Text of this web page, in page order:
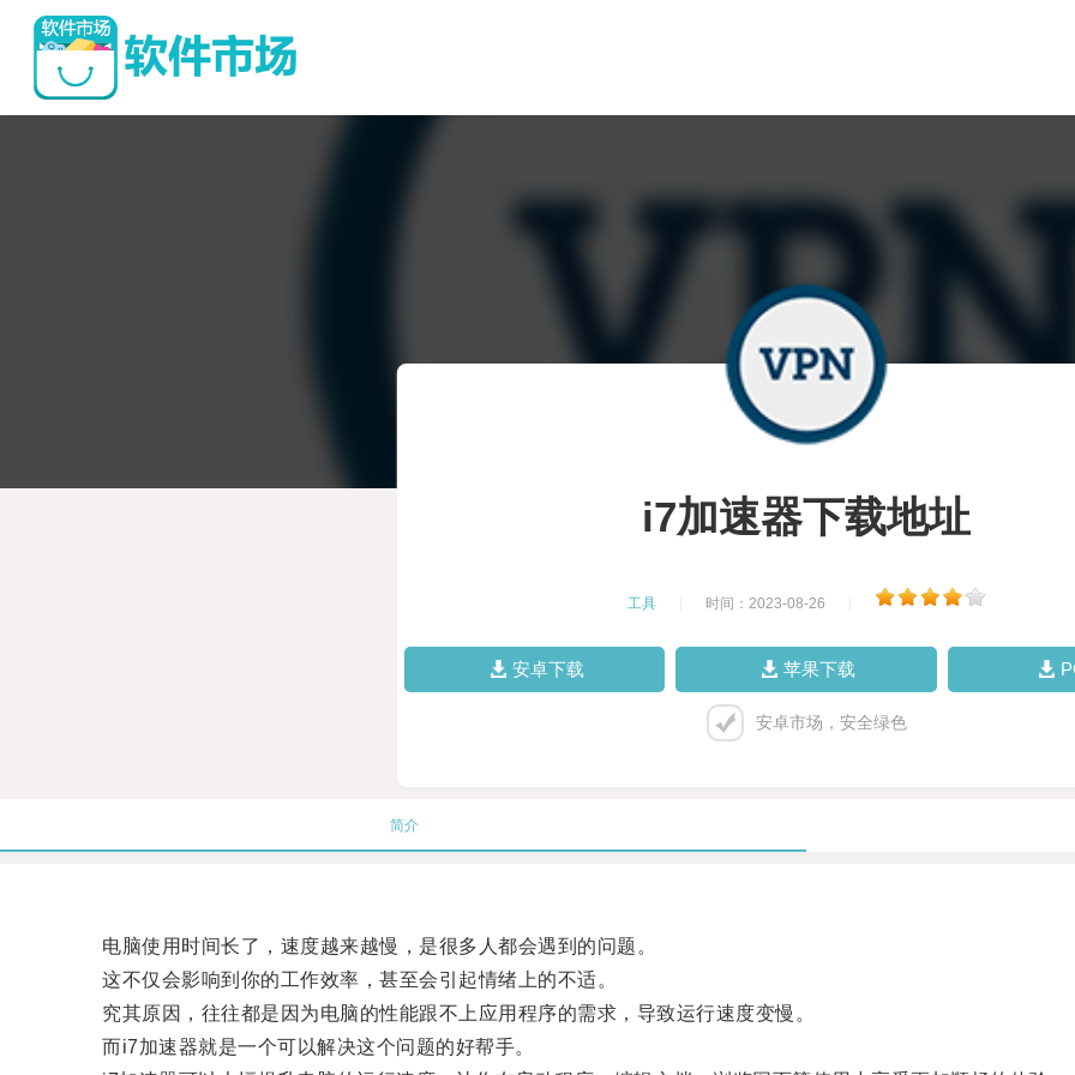
i7加速器下载地址
工具 时间：2023-08-26
安卓下载 苹果下载
安卓市场，安全绿色
简介
电脑使用时间长了，速度越来越慢，是很多人都会遇到的问题。
这不仅会影响到你的工作效率，甚至会引起情绪上的不适。
究其原因，往往都是因为电脑的性能跟不上应用程序的需求，导致运行速度变慢。
而i7加速器就是一个可以解决这个问题的好帮手。